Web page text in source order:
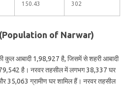
150.43 302
(Population of Narwar)
आबादी 1,98,927 है, जिसमें से शहरी आबादी
है। नरवर तहसील में लगभग 38,337 घर
35,063 ग्रामीण घर शामिल हैं। नरवर तहसील